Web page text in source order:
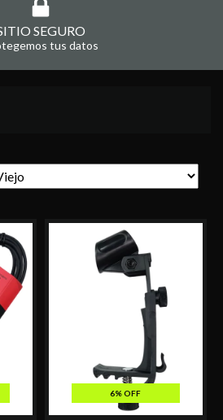
SEGURO
tus datos
6% OFF